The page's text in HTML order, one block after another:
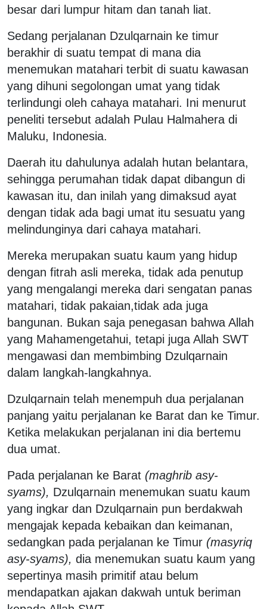
besar dari lumpur hitam dan tanah liat.
Sedang perjalanan Dzulqarnain ke timur
berakhir di suatu tempat di mana dia
menemukan matahari terbit di suatu kawasan
yang dihuni segolongan umat yang tidak
terlindungi oleh cahaya matahari. Ini menurut
peneliti tersebut adalah Pulau Halmahera di
Maluku, Indonesia.
Daerah itu dahulunya adalah hutan belantara,
sehingga perumahan tidak dapat dibangun di
kawasan itu, dan inilah yang dimaksud ayat
dengan tidak ada bagi umat itu sesuatu yang
melindunginya dari cahaya matahari.
Mereka merupakan suatu kaum yang hidup
dengan fitrah asli mereka, tidak ada penutup
yang mengalangi mereka dari sengatan panas
matahari, tidak pakaian,tidak ada juga
bangunan. Bukan saja penegasan bahwa Allah
yang Mahamengetahui, tetapi juga Allah SWT
mengawasi dan membimbing Dzulqarnain
dalam langkah-langkahnya.
Dzulqarnain telah menempuh dua perjalanan
panjang yaitu perjalanan ke Barat dan ke Timur.
Ketika melakukan perjalanan ini dia bertemu
dua umat.
Pada perjalanan ke Barat (maghrib asy-
syams), Dzulqarnain menemukan suatu kaum
yang ingkar dan Dzulqarnain pun berdakwah
mengajak kepada kebaikan dan keimanan,
sedangkan pada perjalanan ke Timur (masyriq
asy-syams), dia menemukan suatu kaum yang
sepertinya masih primitif atau belum
mendapatkan ajakan dakwah untuk beriman